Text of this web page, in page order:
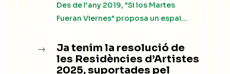
Des de l'any 2019, "Si los Martes
Fueran Viernes" proposa un espai...
$
Ja tenim la resolució de
les Residències d’Artistes
2025, suportades pel